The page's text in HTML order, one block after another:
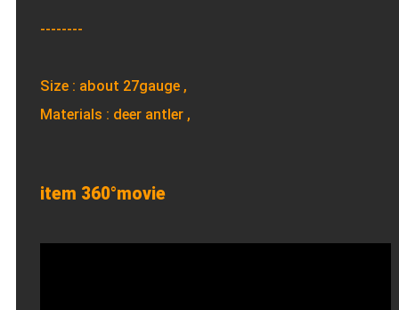
--------
Size : about 27gauge ,
Materials : deer antler ,
item 360°movie